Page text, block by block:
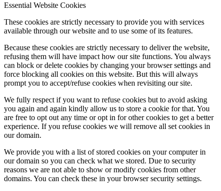
Essential Website Cookies
These cookies are strictly necessary to provide you with services
available through our website and to use some of its features.
Because these cookies are strictly necessary to deliver the website,
refusing them will have impact how our site functions. You always
can block or delete cookies by changing your browser settings and
force blocking all cookies on this website. But this will always
prompt you to accept/refuse cookies when revisiting our site.
We fully respect if you want to refuse cookies but to avoid asking
you again and again kindly allow us to store a cookie for that. You
are free to opt out any time or opt in for other cookies to get a better
experience. If you refuse cookies we will remove all set cookies in
our domain.
We provide you with a list of stored cookies on your computer in
our domain so you can check what we stored. Due to security
reasons we are not able to show or modify cookies from other
domains. You can check these in your browser security settings.